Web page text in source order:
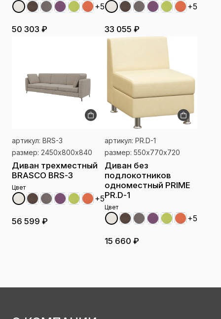
+5
50 303 ₽
+5
33 055 ₽
артикул: BRS-3
размер: 2450х800х840
Диван трехместный
BRASCO BRS-3
Цвет
+5
56 599 ₽
артикул: PR.D-1
размер: 550х770х720
Диван без
подлокотников
одноместный PRIME
PR.D-1
Цвет
+5
15 660 ₽